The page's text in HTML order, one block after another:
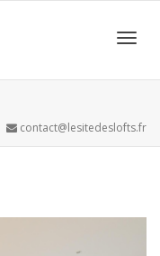
contact@lesitedeslofts.fr